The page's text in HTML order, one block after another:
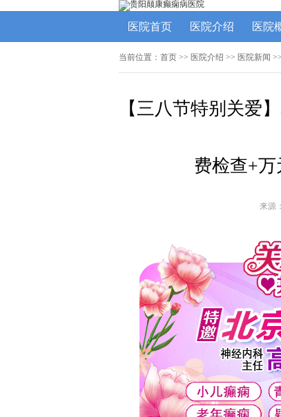
医院首页 医院介绍 医院
当前位置： 首页 >> 医院介绍 >> 医院新闻
【三八节特别关爱
费检查+
来源